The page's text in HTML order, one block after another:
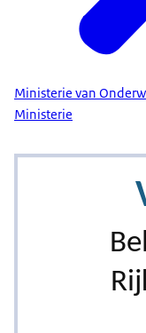
Ministerie van
Ministerie